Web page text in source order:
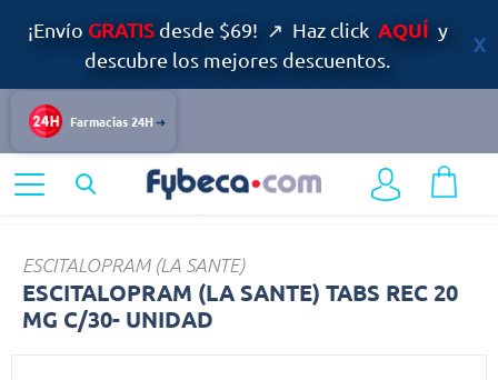
¡Envío GRATISdesde $69! ↗ Haz click AQUÍ y
descubre los mejores descuentos.
Farmacias 24H
Dolor y Fiebre
ESCITALOPRAM (LA SANTE)
ESCITALOPRAM (LA SANTE) TABS REC 20
MG C/30- UNIDAD